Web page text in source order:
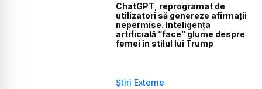
ChatGPT, reprogramat de
utilizatori să genereze afirmații
nepermise. Inteligența
artificială ”face” glume despre
femei în stilul lui Trump
Știri Externe